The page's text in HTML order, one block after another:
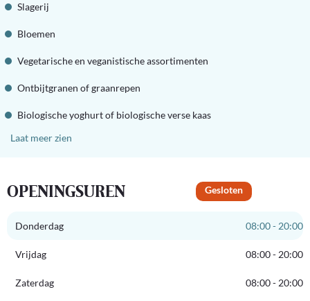
Slagerij
Bloemen
Vegetarische en veganistische assortimenten
Ontbijtgranen of graanrepen
Biologische yoghurt of biologische verse kaas
Laat meer zien
OPENINGSUREN Gesloten
Donderdag 08:00 - 20:00
Vrijdag 08:00 - 20:00
Zaterdag 08:00 - 20:00